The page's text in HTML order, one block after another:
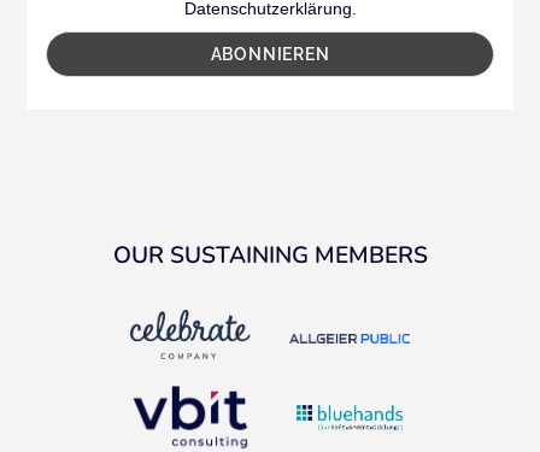
Datenschutzerklärung.
OUR SUSTAINING MEMBERS